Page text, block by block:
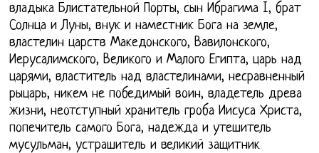
владыка Блистательной Порты, сын Ибрагима I, брат
Солнца и Луны, внук и наместник Бога на земле,
властелин царств Македонского, Вавилонского,
Иерусалимского, Великого и Малого Египта, царь над
царями, властитель над властелинами, несравненный
рыцарь, никем не победимый воин, владетель древа
жизни, неотступный хранитель гроба Иисуса Христа,
попечитель самого Бога, надежда и утешитель
мусульман, устрашитель и великий защитник